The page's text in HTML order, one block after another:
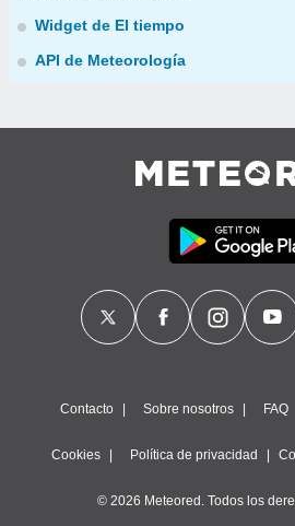
Widget de El tiempo
API de Meteorología
Contacto Sobre nosotros FAQ
Cookies Política de privacidad
© 2026 Meteored. Todos los